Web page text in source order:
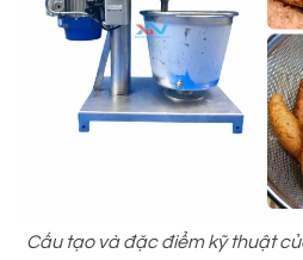
Cấu tạo và đặc điểm kỹ thuật